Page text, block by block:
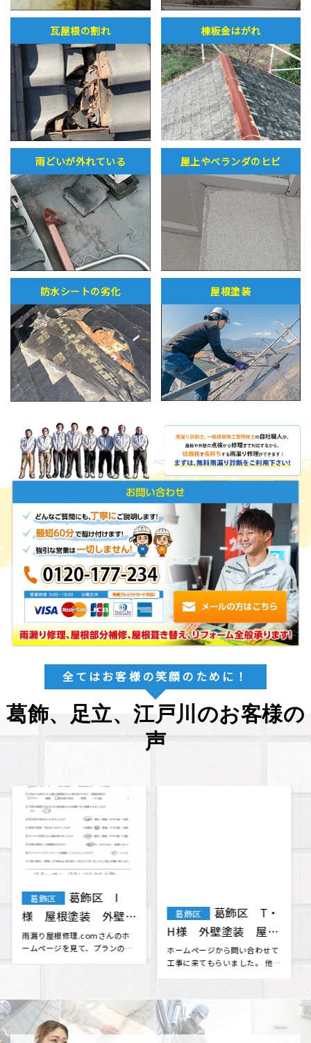
瓦屋根の割れ 棟板金はがれ
雨どいが外れている 屋上やベランダのヒビ
防水シートの劣化 屋根塗装
全てはお客様の笑顔のために！
葛飾、足立、江戸川のお客様の
声
葛飾区
葛飾区 T・
H様 外壁塗装 屋根
塗装 付帯部塗装
ホームページから問い合わせて
工事に来てもらいました。 他の
江戸川区
江戸川区
A様 外壁塗装
外壁塗装をお願いしたく、ホー
ムページから通じて問い合わせ